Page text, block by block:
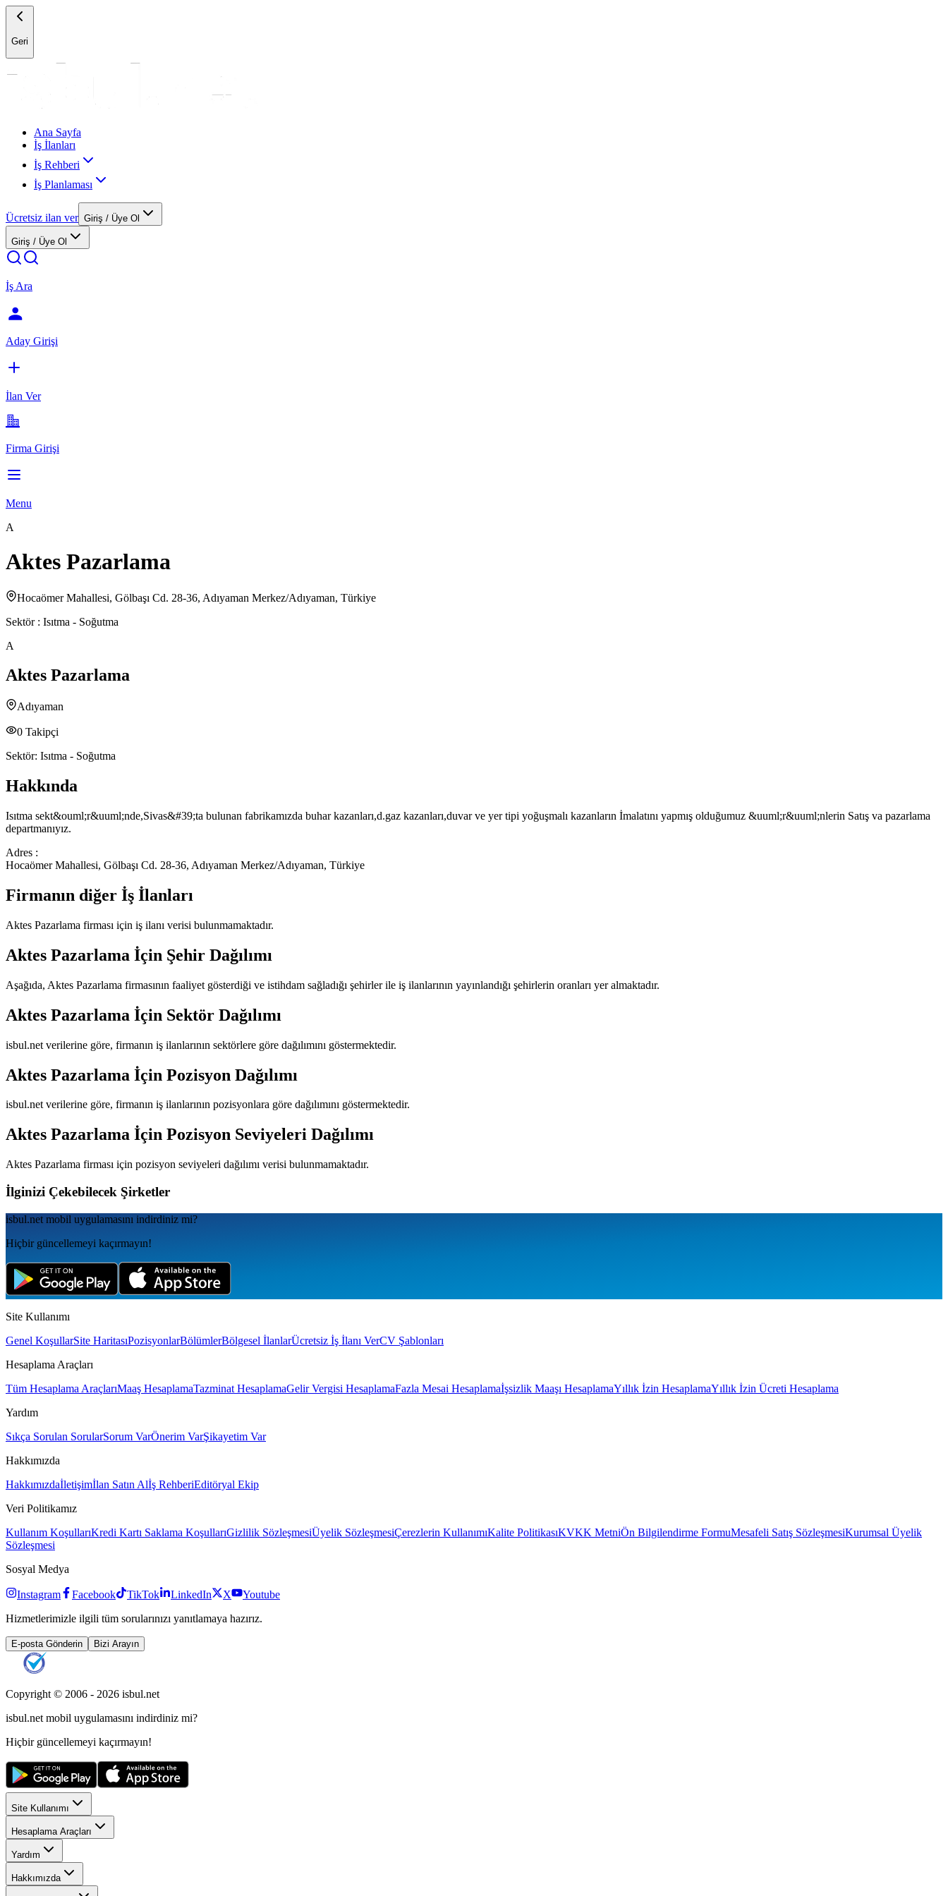
Geri
Ana Sayfa
İş İlanları
İş Rehberi
İş Planlaması
Ücretsiz ilan ver Giriş / Üye Ol
Giriş / Üye Ol
İş Ara
Aday Girişi
İlan Ver
Firma Girişi
Menu
A
Aktes Pazarlama
Hocaömer Mahallesi, Gölbaşı Cd. 28-36, Adıyaman Merkez/Adıyaman, Türkiye
Sektör : Isıtma - Soğutma
A
Aktes Pazarlama
Adıyaman
0 Takipçi
Sektör: Isıtma - Soğutma
Hakkında
Isıtma sekt&ouml;r&uuml;nde,Sivas&#39;ta bulunan fabrikamızda buhar kazanları,d.gaz kazanları,duvar ve yer tipi yoğuşmalı kazanların İmalatını yapmış olduğumuz &uuml;r&uuml;nlerin Satış va pazarlama
departmanıyız.
Adres :
Hocaömer Mahallesi, Gölbaşı Cd. 28-36, Adıyaman Merkez/Adıyaman, Türkiye
Firmanın diğer İş İlanları
Aktes Pazarlama firması için iş ilanı verisi bulunmamaktadır.
Aktes Pazarlama İçin Şehir Dağılımı
Aşağıda, Aktes Pazarlama firmasının faaliyet gösterdiği ve istihdam sağladığı şehirler ile iş ilanlarının yayınlandığı şehirlerin oranları yer almaktadır.
Aktes Pazarlama İçin Sektör Dağılımı
isbul.net verilerine göre, firmanın iş ilanlarının sektörlere göre dağılımını göstermektedir.
Aktes Pazarlama İçin Pozisyon Dağılımı
isbul.net verilerine göre, firmanın iş ilanlarının pozisyonlara göre dağılımını göstermektedir.
Aktes Pazarlama İçin Pozisyon Seviyeleri Dağılımı
Aktes Pazarlama firması için pozisyon seviyeleri dağılımı verisi bulunmamaktadır.
İlginizi Çekebilecek Şirketler
isbul.net mobil uygulamаsını indirdiniz mi?
Hiçbir güncellemeyi kaçırmayın!
Site Kullanımı
Genel KoşullarSite HaritasıPozisyonlarBölümlerBölgesel İlanlarÜcretsiz İş İlanı VerCV Şablonları
Hesaplama Araçları
Tüm Hesaplama AraçlarıMaaş HesaplamaTazminat HesaplamaGelir Vergisi HesaplamaFazla Mesai Hesaplamaİşsizlik Maaşı HesaplamaYıllık İzin HesaplamaYıllık İzin Ücreti Hesaplama
Yardım
Sıkça Sorulan SorularSorum VarÖnerim VarŞikayetim Var
Hakkımızda
Hakkımızdaİletişimİlan Satın Alİş RehberiEditöryal Ekip
Veri Politikamız
Kullanım KoşullarıKredi Kartı Saklama KoşullarıGizlilik SözleşmesiÜyelik SözleşmesiÇerezlerin KullanımıKalite PolitikasıKVKK MetniÖn Bilgilendirme FormuMesafeli Satış SözleşmesiKurumsal Üyelik
Sözleşmesi
Sosyal Medya
Instagram Facebook TikTok LinkedIn X
Youtube
Hizmetlerimizle ilgili tüm sorularınızı yanıtlamaya hazırız.
E-posta Gönderin Bizi Arayın
Copyright © 2006 - 2026 isbul.net
isbul.net mobil uygulamasını indirdiniz mi?
Hiçbir güncellemeyi kaçırmayın!
Site Kullanımı
Hesaplama Araçları
Yardım
Hakkımızda